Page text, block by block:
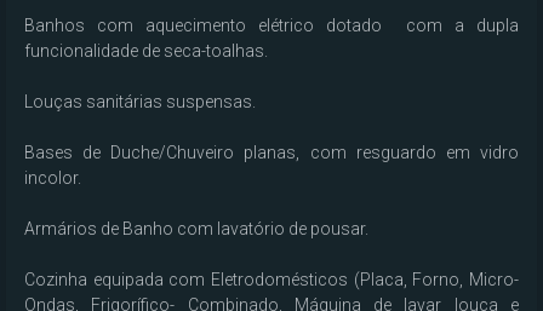
Banhos com aquecimento elétrico dotado  com a dupla
funcionalidade de seca-toalhas.
Louças sanitárias suspensas.
Bases de Duche/Chuveiro planas, com resguardo em vidro
incolor.
Armários de Banho com lavatório de pousar.
Cozinha equipada com Eletrodomésticos (Placa, Forno, Micro-
Ondas, Frigorífico- Combinado, Máquina de lavar louça e